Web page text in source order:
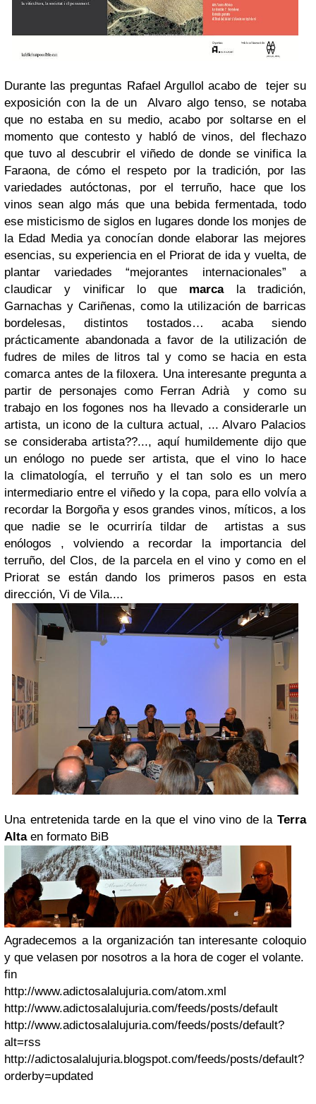
Durante las preguntas Rafael Argullol acabo de tejer su
exposición con la de un Alvaro algo tenso, se notaba
que no estaba en su medio, acabo por soltarse en el
momento que contesto y habló de vinos, del flechazo
que tuvo al descubrir el viñedo de donde se vinifica la
Faraona, de cómo el respeto por la tradición, por las
variedades autóctonas, por el terruño, hace que los
vinos sean algo más que una bebida fermentada, todo
ese misticismo de siglos en lugares donde los monjes de
la Edad Media ya conocían donde elaborar las mejores
esencias, su experiencia en el Priorat de ida y vuelta, de
plantar variedades “mejorantes internacionales” a
claudicar y vinificar lo que marcala tradición,
Garnachas y Cariñenas, como la utilización de barricas
bordelesas, distintos tostados… acaba siendo
prácticamente abandonada a favor de la utilización de
fudres de miles de litros tal y como se hacia en esta
comarca antes de la filoxera. Una interesante pregunta a
partir de personajes como Ferran Adrià y como su
trabajo en los fogones nos ha llevado a considerarle un
artista, un icono de la cultura actual, ... Alvaro Palacios
se consideraba artista??..., aquí humildemente dijo que
un enólogo no puede ser artista, que el vino lo hace
la climatología, el terruño y el tan solo es un mero
intermediario entre el viñedo y la copa, para ello volvía a
recordar la Borgoña y esos grandes vinos, míticos, a los
que nadie se le ocurriría tildar de artistas a sus
enólogos , volviendo a recordar la importancia del
terruño, del Clos, de la parcela en el vino y como en el
Priorat se están dando los primeros pasos en esta
dirección, Vi de Vila....
Una entretenida tarde en la que el vino vino de la Terra
Altaen formato BiB
Agradecemos a la organización tan interesante coloquio
y que velasen por nosotros a la hora de coger el volante.
fin
http://www.adictosalalujuria.com/atom.xml
http://www.adictosalalujuria.com/feeds/posts/default
http://www.adictosalalujuria.com/feeds/posts/default?
alt=rss
http://adictosalalujuria.blogspot.com/feeds/posts/default?
orderby=updated